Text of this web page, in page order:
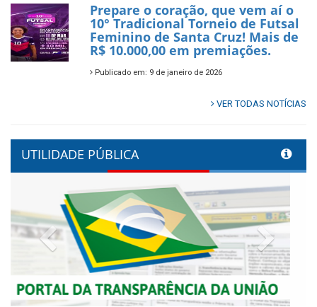
Prepare o coração, que vem aí o
10° Tradicional Torneio de Futsal
Feminino de Santa Cruz! Mais de
R$ 10.000,00 em premiações.
Publicado em: 9 de janeiro de 2026
VER TODAS NOTÍCIAS
UTILIDADE PÚBLICA
Previous